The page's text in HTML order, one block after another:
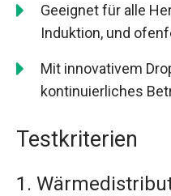
Geeignet für alle
Induktion, und
Mit innovativem
kontinuierliches
Testkriterien
1.